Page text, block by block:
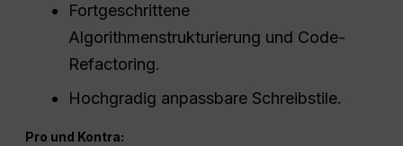
Fortgeschrittene
Algorithmenstrukturierung und Code-
Refactoring.
Hochgradig anpassbare Schreibstile.
Pro und Kontra: